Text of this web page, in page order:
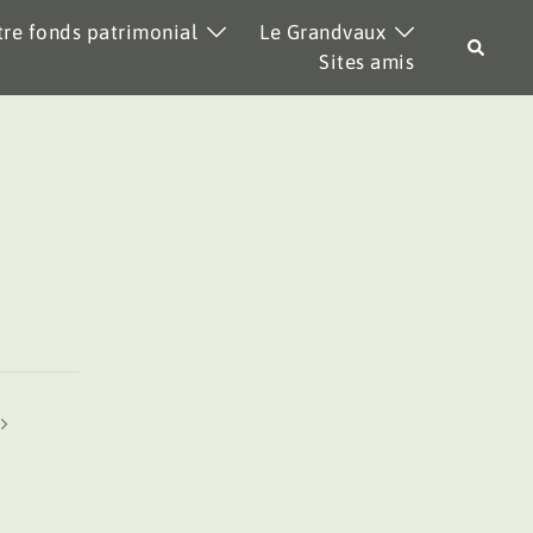
fonds patrimonial
Le Grandvaux
Sites amis